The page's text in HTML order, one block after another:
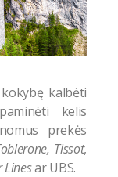
kalbėti
kelis
prekės
Tissot,
Linesar UBS.